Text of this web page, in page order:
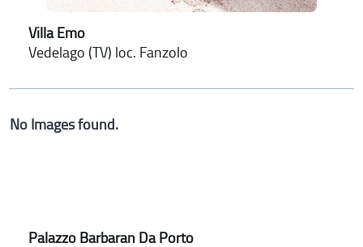
Villa Emo
Vedelago (TV) loc. Fanzolo
No Images found.
Palazzo Barbaran Da Porto